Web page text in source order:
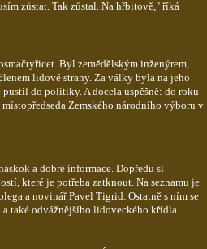
zůstat. Tak zůstal. Na hřbitově," říká
Byl zemědělským inženýrem,
lidové strany. Za války byla na jeho
pustil do politiky. A docela úspěšně: do roku
Zemského národního výboru v
a dobré informace. Dopředu si
které je potřeba zatknout. Na seznamu je
a novinář Pavel Tigrid. Ostatně s ním se
a také odvážnějšího lidoveckého křídla.